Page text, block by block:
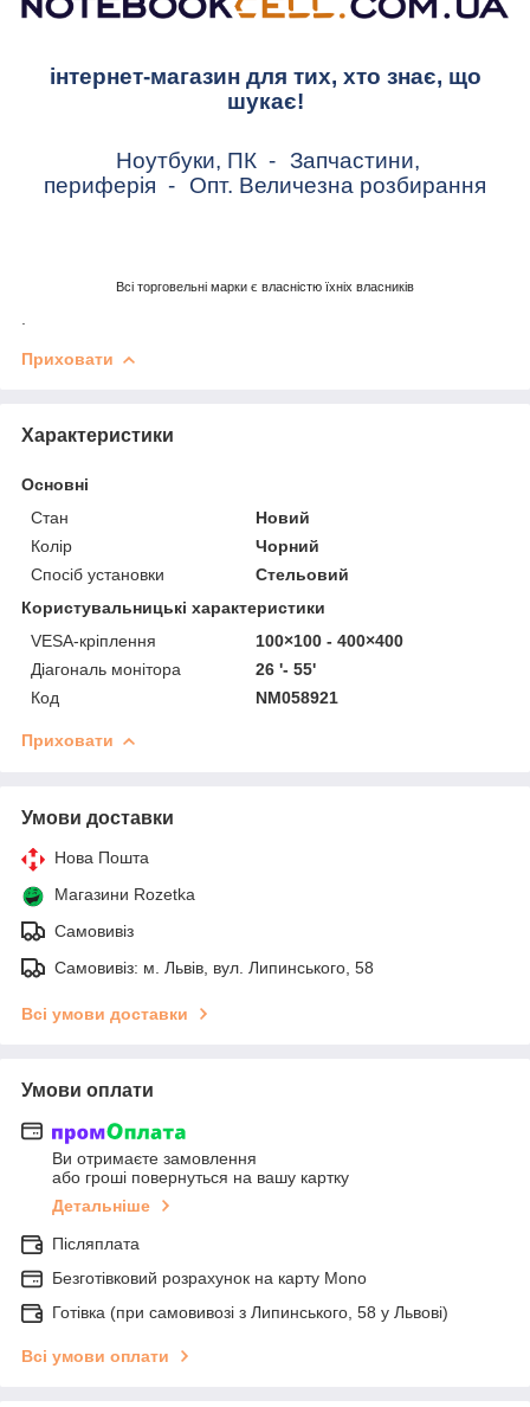
інтернет-магазин для тих, хто знає, що
шукає!
Ноутбуки, ПК - Запчастини,
периферія - Опт. Величезна розбирання
Всі торговельні марки є власністю їхніх власників
Приховати
Характеристики
Основні
Стан
Новий
Колір
Чорний
Спосіб установки
Стельовий
Користувальницькі характеристики
VESA-кріплення
100×100 - 400×400
Діагональ монітора
26 '- 55'
Код
NM058921
Приховати
Умови доставки
Нова Пошта
Магазини Rozetka
Самовивіз
Самовивіз: м. Львів, вул. Липинського, 58
Всі умови доставки
Умови оплати
Ви отримаєте замовлення
або гроші повернуться на вашу картку
Детальніше
Післяплата
Безготівковий розрахунок на карту Mono
Готівка (при самовивозі з Липинського, 58 у Львові)
Всі умови оплати